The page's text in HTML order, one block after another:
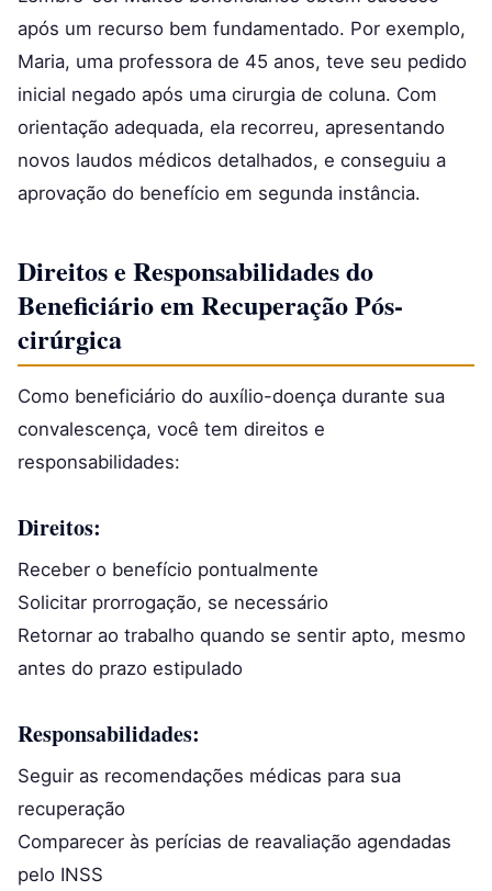
após um recurso bem fundamentado. Por exemplo,
Maria, uma professora de 45 anos, teve seu pedido
inicial negado após uma cirurgia de coluna. Com
orientação adequada, ela recorreu, apresentando
novos laudos médicos detalhados, e conseguiu a
aprovação do benefício em segunda instância.
Direitos e Responsabilidades do
Beneficiário em Recuperação Pós-
cirúrgica
Como beneficiário do auxílio-doença durante sua
convalescença, você tem direitos e
responsabilidades:
Direitos:
Receber o benefício pontualmente
Solicitar prorrogação, se necessário
Retornar ao trabalho quando se sentir apto, mesmo
antes do prazo estipulado
Responsabilidades:
Seguir as recomendações médicas para sua
recuperação
Comparecer às perícias de reavaliação agendadas
pelo INSS